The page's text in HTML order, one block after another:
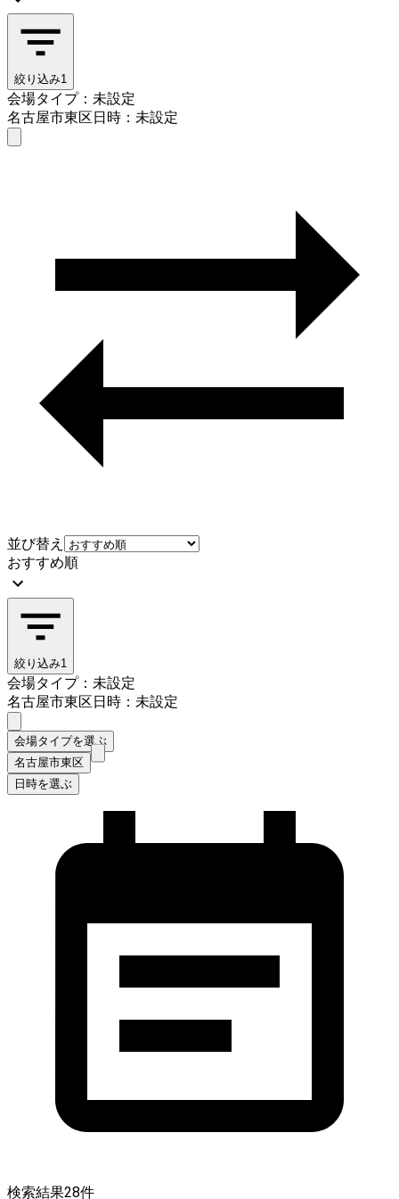
絞り込み1
会場タイプ：未設定
名古屋市東区日時：未設定
並び替え
おすすめ順
絞り込み1
会場タイプ：未設定
名古屋市東区日時：未設定
会場タイプを選ぶ
名古屋市東区
日時を選ぶ
検索結果28件